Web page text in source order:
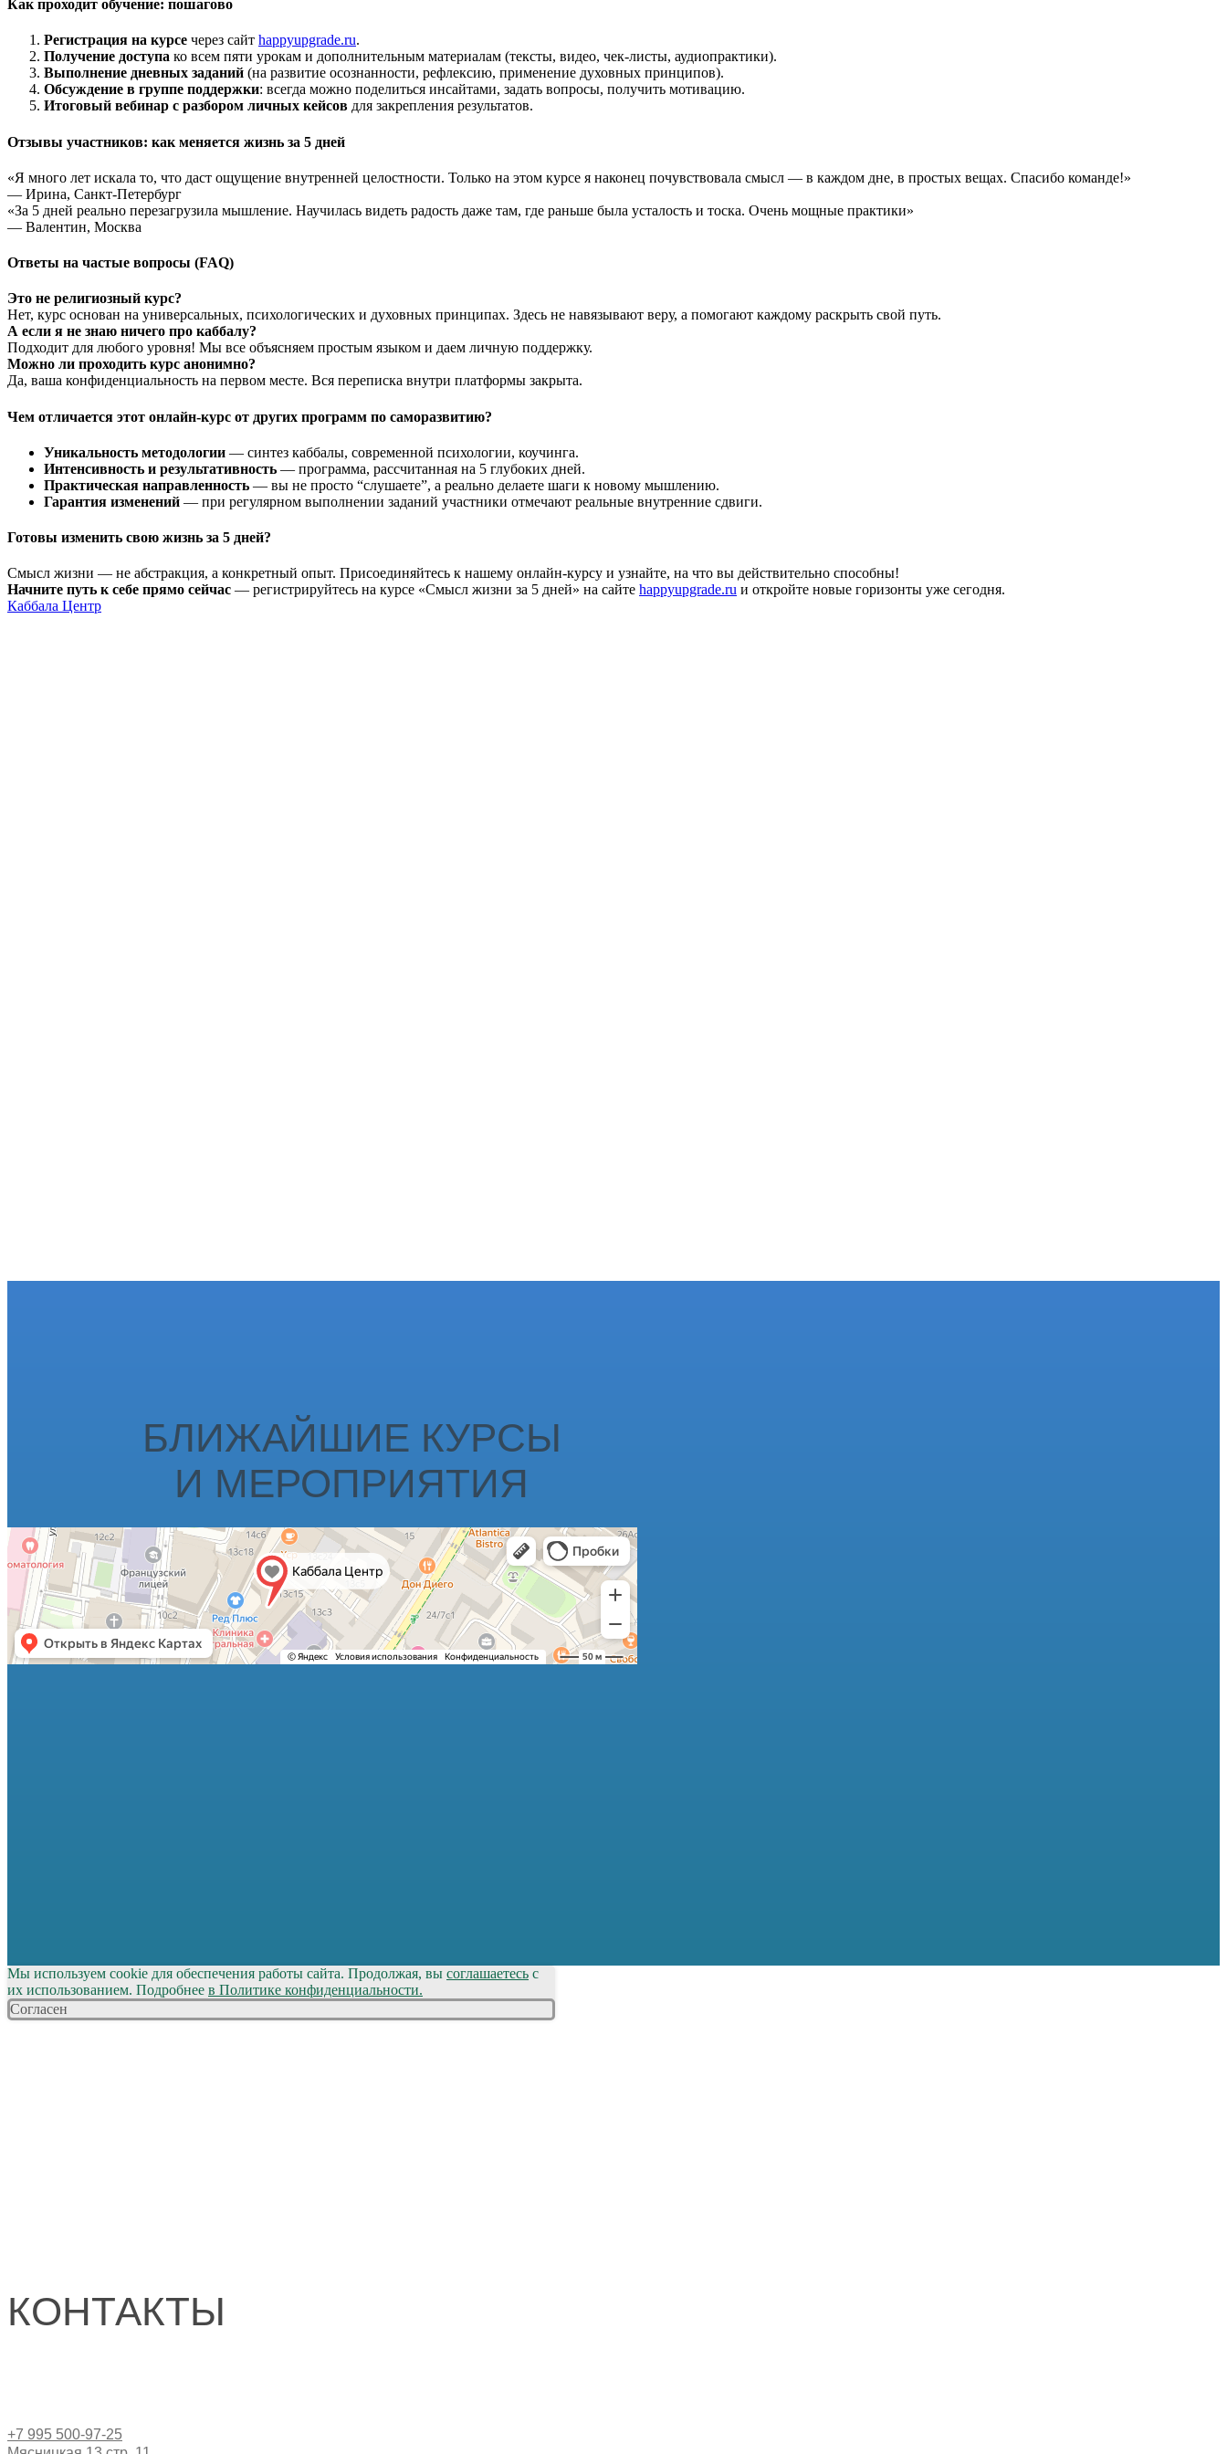
Как проходит обучение: пошагово
Регистрация на курсе через сайт happyupgrade.ru.
Получение доступа ко всем пяти урокам и дополнительным материалам (тексты, видео, чек-листы, аудиопрактики).
Выполнение дневных заданий (на развитие осознанности, рефлексию, применение духовных принципов).
Обсуждение в группе поддержки: всегда можно поделиться инсайтами, задать вопросы, получить мотивацию.
Итоговый вебинар с разбором личных кейсов для закрепления результатов.
Отзывы участников: как меняется жизнь за 5 дней
«Я много лет искала то, что даст ощущение внутренней целостности. Только на этом курсе я наконец почувствовала смысл — в каждом дне, в простых вещах. Спасибо команде!»
— Ирина, Санкт-Петербург
«За 5 дней реально перезагрузила мышление. Научилась видеть радость даже там, где раньше была усталость и тоска. Очень мощные практики»
— Валентин, Москва
Ответы на частые вопросы (FAQ)
Это не религиозный курс?
Нет, курс основан на универсальных, психологических и духовных принципах. Здесь не навязывают веру, а помогают каждому раскрыть свой путь.
А если я не знаю ничего про каббалу?
Подходит для любого уровня! Мы все объясняем простым языком и даем личную поддержку.
Можно ли проходить курс анонимно?
Да, ваша конфиденциальность на первом месте. Вся переписка внутри платформы закрыта.
Чем отличается этот онлайн-курс от других программ по саморазвитию?
Уникальность методологии — синтез каббалы, современной психологии, коучинга.
Интенсивность и результативность — программа, рассчитанная на 5 глубоких дней.
Практическая направленность — вы не просто “слушаете”, а реально делаете шаги к новому мышлению.
Гарантия изменений — при регулярном выполнении заданий участники отмечают реальные внутренние сдвиги.
Готовы изменить свою жизнь за 5 дней?
Смысл жизни — не абстракция, а конкретный опыт. Присоединяйтесь к нашему онлайн-курсу и узнайте, на что вы действительно способны!
Начните путь к себе прямо сейчас — регистрируйтесь на курсе «Смысл жизни за 5 дней» на сайте happyupgrade.ru и откройте новые горизонты уже сегодня.
Каббала Центр
КОНТАКТЫ
+7 995 500‑97‑25‬
БЛИЖАЙШИЕ КУРСЫ
И МЕРОПРИЯТИЯ
Мы используем cookie для обеспечения работы сайта. Продолжая, вы соглашаетесь с
их использованием. Подробнее в Политике конфиденциальности.
Согласен